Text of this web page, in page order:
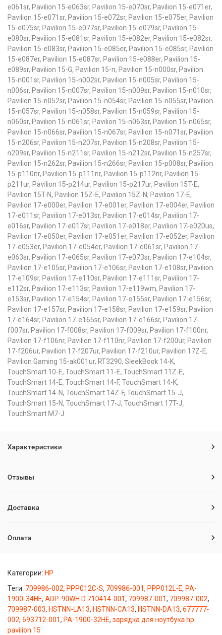
e061sr, Pavilion 15-e063sr, Pavilion 15-e070sr, Pavilion 15-e071er,
Pavilion 15-e071sr, Pavilion 15-e072sr, Pavilion 15-e075er, Pavilion
15-e075sr, Pavilion 15-e077sr, Pavilion 15-e079sr, Pavilion 15-
e080sr, Pavilion 15-e081sr, Pavilion 15-e082er, Pavilion 15-e082sr,
Pavilion 15-e083sr, Pavilion 15-e085er, Pavilion 15-e085sr, Pavilion
15-e087er, Pavilion 15-e087sr, Pavilion 15-e088er, Pavilion 15-
e089sr, Pavilion 15-G, Pavilion 15-n, Pavilion 15-n000sr, Pavilion
15-n001sr, Pavilion 15-n002sr, Pavilion 15-n005sr, Pavilion 15-
n006sr, Pavilion 15-n007sr, Pavilion 15-n009sr, Pavilion 15-n010sr,
Pavilion 15-n052sr, Pavilion 15-n054sr, Pavilion 15-n055sr, Pavilion
15-n057sr, Pavilion 15-n058sr, Pavilion 15-n059sr, Pavilion 15-
n060sr, Pavilion 15-n061sr, Pavilion 15-n063sr, Pavilion 15-n065sr,
Pavilion 15-n066sr, Pavilion 15-n067sr, Pavilion 15-n071sr, Pavilion
15-n206sr, Pavilion 15-n207sr, Pavilion 15-n208sr, Pavilion 15-
n209sr, Pavilion 15-n211sr, Pavilion 15-n212sr, Pavilion 15-n257sr,
Pavilion 15-n262sr, Pavilion 15-n266sr, Pavilion 15-p008sr, Pavilion
15-p110nr, Pavilion 15-p111nr, Pavilion 15-p112nr, Pavilion 15-
p211ur, Pavilion 15-p214ur, Pavilion 15-p217ur, Pavilion 15T-E,
Pavilion 15T-N, Pavilion 15Z-E, Pavilion 15Z-N, Pavilion 17-E,
Pavilion 17-e000er, Pavilion 17-e001er, Pavilion 17-e004er, Pavilion
17-e011sr, Pavilion 17-e013sr, Pavilion 17-e014sr, Pavilion 17-
e016sr, Pavilion 17-e017sr, Pavilion 17-e018er, Pavilion 17-e020us,
Pavilion 17-e050er, Pavilion 17-e051er, Pavilion 17-e052er, Pavilion
17-e053er, Pavilion 17-e054er, Pavilion 17-e061sr, Pavilion 17-
e063sr, Pavilion 17-e065sr, Pavilion 17-e073sr, Pavilion 17-e104sr,
Pavilion 17-e105sr, Pavilion 17-e106sr, Pavilion 17-e108sr, Pavilion
17-e109sr, Pavilion 17-e110sr, Pavilion 17-e111sr, Pavilion 17-
e112sr, Pavilion 17-e113sr, Pavilion 17-e119wm, Pavilion 17-
e153sr, Pavilion 17-e154sr, Pavilion 17-e155sr, Pavilion 17-e156sr,
Pavilion 17-e157sr, Pavilion 17-e158sr, Pavilion 17-e159sr, Pavilion
17-e164sr, Pavilion 17-e165sr, Pavilion 17-e166sr, Pavilion 17-
f007sr, Pavilion 17-f008sr, Pavilion 17-f009sr, Pavilion 17-f100nr,
Pavilion 17-f106nr, Pavilion 17-f110nr, Pavilion 17-f200ur, Pavilion
17-f206ur, Pavilion 17-f207ur, Pavilion 17-f210ur, Pavilion 17Z-E,
Pavilion Gaming 15-ak001ur, RT3290, SleekBook 14-K,
TouchSmart 10-E, TouchSmart 11-E, TouchSmart 11Z-E,
TouchSmart 14-E, TouchSmart 14-F, TouchSmart 14-K,
TouchSmart 14-N, TouchSmart 14Z-F, TouchSmart 15-J,
TouchSmart 15-N, TouchSmart 17-J, TouchSmart 17T-J,
TouchSmart M7-J
Характеристики
Отзывы
Доставка
Оплата
Категории: HP
Теги: 709986-002, PPP012C-S, 709986-001, PPP012L-E, PA-
1900-34HE, ADP-90WH D 710414-001, 709987-001, 709987-002,
709987-003, HSTNN-LA13, HSTNN-CA13, HSTNN-DA13, 677777-
002, 693712-001, PA-1900-32HE, зарядка для ноутбука hp
pavilion 15